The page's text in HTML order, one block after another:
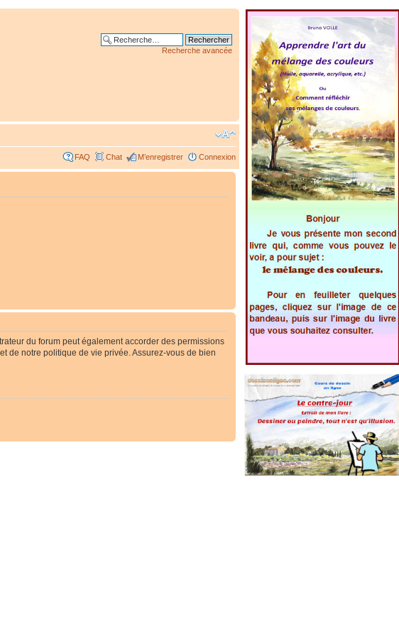
Recherche avancée
FAQ Chat M’enregistrer Connexion
du forum peut également accorder des permissions
de notre politique de vie privée. Assurez-vous de bien